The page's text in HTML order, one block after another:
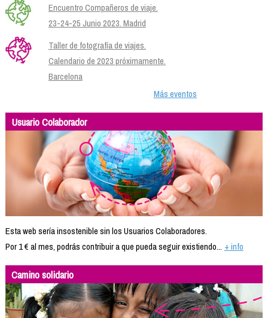
Encuentro Compañeros de viaje.
23-24-25 Junio 2023. Madrid
Taller de fotografía de viajes.
Calendario de 2023 próximamente.
Barcelona
Más eventos
Usuario Colaborador
Esta web sería insostenible sin los Usuarios Colaboradores.
Por 1 € al mes, podrás contribuir a que pueda seguir existiendo... + info
Camino solidario